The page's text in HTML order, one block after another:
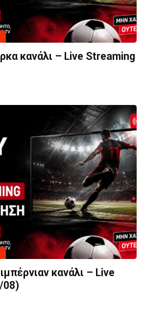
κανάλι – Live Streaming
κανάλι – Live
08)